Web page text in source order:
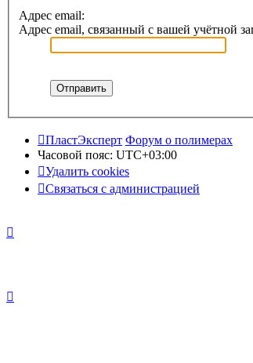
Адрес email:
Адрес email, связанный с вашей учётной
ПластЭксперт Форум о полимерах
Часовой пояс: UTC+03:00
Удалить cookies
Связаться с администрацией